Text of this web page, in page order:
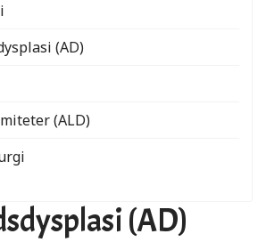
(AD)
(ALD)
(AD)